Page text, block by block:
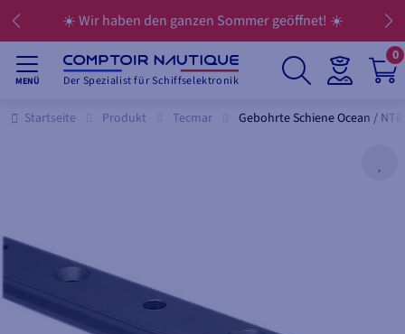
☀️ Wir haben den ganzen Sommer geöffnet! ☀️
MENÜ Der Spezialist für Schiffselektronik
0
Startseite Produkt Tecmar Gebohrte Schiene Ocean /